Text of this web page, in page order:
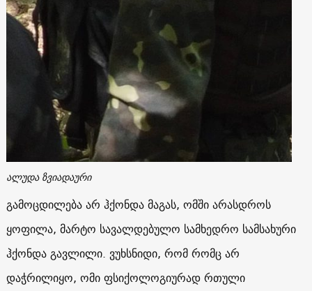
ალუდა ზვიადაური
გამოცდილება არ ჰქონდა მაგას, ომში არასდროს
ყოფილა, მარტო სავალდებულო სამხედრო სამსახური
ჰქონდა გავლილი. ვუხსნიდი, რომ რომც არ
დაჭრილიყო, ომი ფსიქოლოგიურად რთული